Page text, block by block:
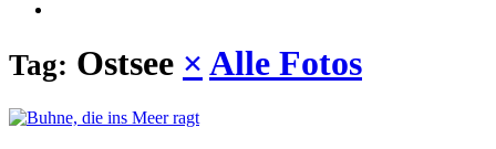
Tag: Ostsee × Alle Fotos